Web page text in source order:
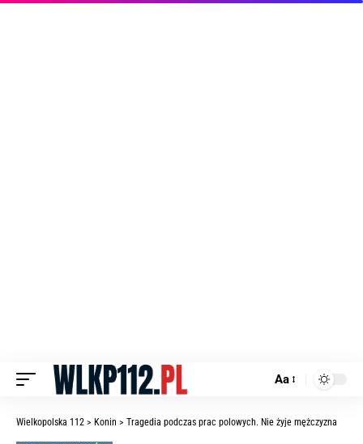
Aa
Wielkopolska 112 > Konin > Tragedia podczas prac polowych. Nie żyje mężczyzna